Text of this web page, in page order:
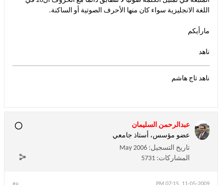
اللغة الانجليزية سواء كان منها الأحرف الصوتية أو الساكنة.
مارأيكم
ناهد
ناهد تاج هاشم
عبدالرحمن السليمان
عضو مؤسس، أستاذ جامعي
تاريخ التسجيل: May 2006
المشاركات: 5731